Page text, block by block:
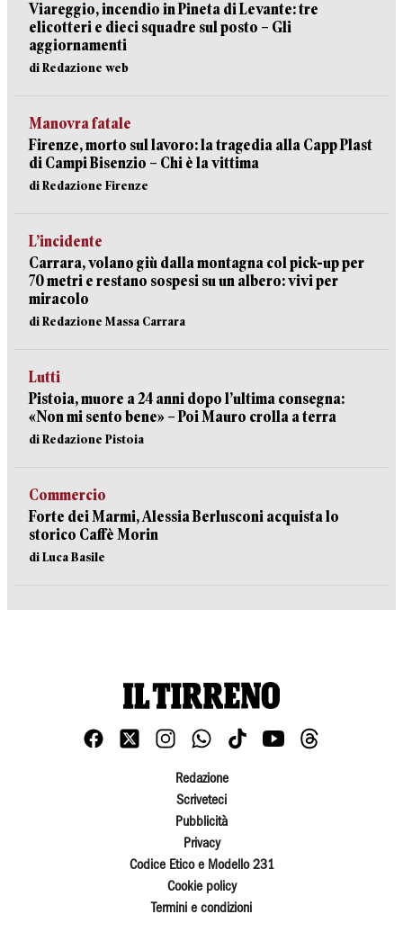
Viareggio, incendio in Pineta di Levante: tre
elicotteri e dieci squadre sul posto – Gli
aggiornamenti
di Redazione web
Manovra fatale
Firenze, morto sul lavoro: la tragedia alla Capp Plast
di Campi Bisenzio – Chi è la vittima
di Redazione Firenze
L’incidente
Carrara, volano giù dalla montagna col pick-up per
70 metri e restano sospesi su un albero: vivi per
miracolo
di Redazione Massa Carrara
Lutti
Pistoia, muore a 24 anni dopo l’ultima consegna:
«Non mi sento bene» – Poi Mauro crolla a terra
di Redazione Pistoia
Commercio
Forte dei Marmi, Alessia Berlusconi acquista lo
storico Caffè Morin
di Luca Basile
Redazione
Scriveteci
Pubblicità
Privacy
Codice Etico e Modello 231
Cookie policy
Termini e condizioni